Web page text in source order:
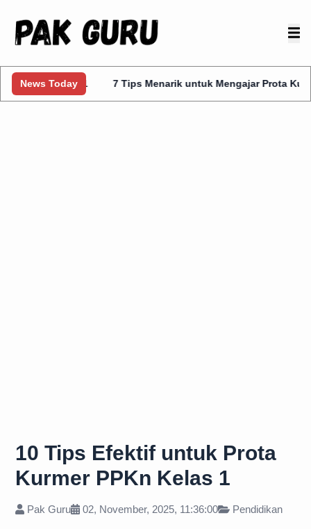
News Today
1 7 Tips Menarik untuk Mengajar Prota Kurmer Kelas 1
10 Tips Efektif untuk Prota
Kurmer PPKn Kelas 1
Pak Guru 02, November, 2025, 11:36:00 Pendidikan